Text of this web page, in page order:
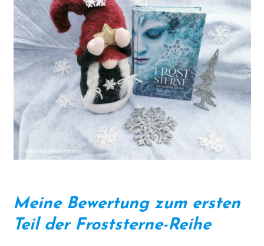
Meine Bewertung zum ersten
Teil der Froststerne-Reihe